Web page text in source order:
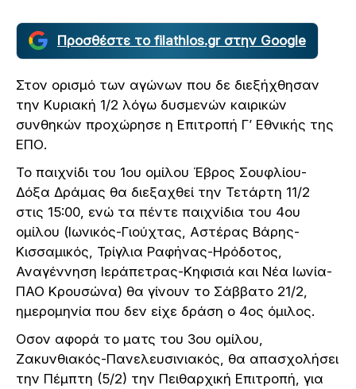
Προσθέστε το filathlos.gr στην Google
Στον ορισμό των αγώνων που δε διεξήχθησαν
την Κυριακή 1/2 λόγω δυσμενών καιρικών
συνθηκών προχώρησε η Επιτροπή Γ’ Εθνικής της
ΕΠΟ.
Το παιχνίδι του 1ου ομίλου Έβρος Σουφλίου-
Δόξα Δράμας θα διεξαχθεί την Τετάρτη 11/2
στις 15:00, ενώ τα πέντε παιχνίδια του 4ου
ομίλου (Ιωνικός-Γιούχτας, Αστέρας Βάρης-
Κισσαμικός, Τρίγλια Ραφήνας-Ηρόδοτος,
Αναγέννηση Ιεράπετρας-Κηφισιά και Νέα Ιωνία-
ΠΑΟ Κρουσώνα) θα γίνουν το Σάββατο 21/2,
ημερομηνία που δεν είχε δράση ο 4ος όμιλος.
Οσον αφορά το ματς του 3ου ομίλου,
Ζακυνθιακός-Πανελευσινιακός, θα απασχολήσει
την Πέμπτη (5/2) την Πειθαρχική Επιτροπή, για